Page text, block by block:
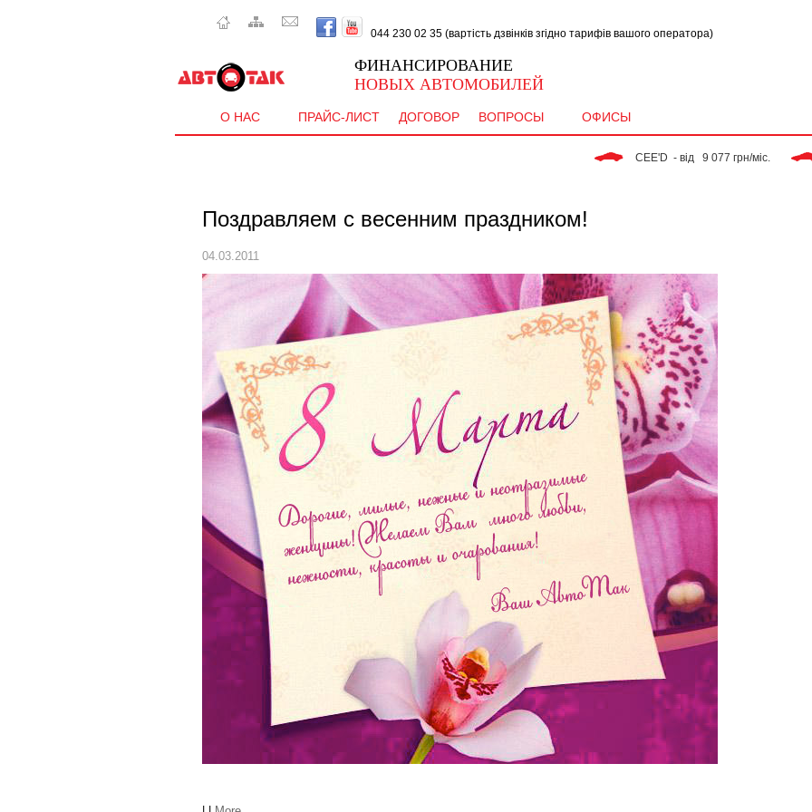
044 230 02 35 (вартість дзвінків згідно тарифів вашого оператора)
ФИНАНСИРОВАНИЕ
НОВЫХ АВТОМОБИЛЕЙ
О НАС ПРАЙС-ЛИСТ ДОГОВОР ВОПРОСЫ ОФИСЫ
CEE'D  - від   9 077 грн/міс.
Поздравляем с весенним праздником!
04.03.2011